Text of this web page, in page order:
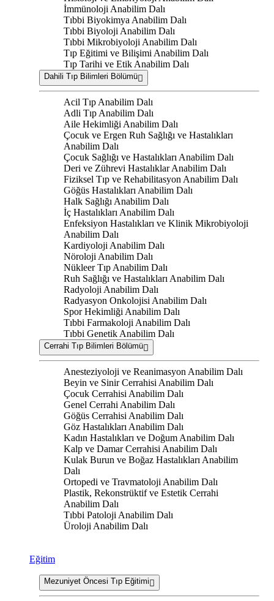
İmmünoloji Anabilim Dalı
Tıbbi Biyokimya Anabilim Dalı
Tıbbi Biyoloji Anabilim Dalı
Tıbbi Mikrobiyoloji Anabilim Dalı
Tıp Eğitimi ve Bilişimi Anabilim Dalı
Tıp Tarihi ve Etik Anabilim Dalı
Dahili Tıp Bilimleri Bölümü
Acil Tıp Anabilim Dalı
Adli Tıp Anabilim Dalı
Aile Hekimliği Anabilim Dalı
Çocuk ve Ergen Ruh Sağlığı ve Hastalıkları
Anabilim Dalı
Çocuk Sağlığı ve Hastalıkları Anabilim Dalı
Deri ve Zührevi Hastalıklar Anabilim Dalı
Fiziksel Tıp ve Rehabilitasyon Anabilim Dalı
Göğüs Hastalıkları Anabilim Dalı
Halk Sağlığı Anabilim Dalı
İç Hastalıkları Anabilim Dalı
Enfeksiyon Hastalıkları ve Klinik Mikrobiyoloji
Anabilim Dalı
Kardiyoloji Anabilim Dalı
Nöroloji Anabilim Dalı
Nükleer Tıp Anabilim Dalı
Ruh Sağlığı ve Hastalıkları Anabilim Dalı
Radyoloji Anabilim Dalı
Radyasyon Onkolojisi Anabilim Dalı
Spor Hekimliği Anabilim Dalı
Tıbbi Farmakoloji Anabilim Dalı
Tıbbi Genetik Anabilim Dalı
Cerrahi Tıp Bilimleri Bölümü
Anesteziyoloji ve Reanimasyon Anabilim Dalı
Beyin ve Sinir Cerrahisi Anabilim Dalı
Çocuk Cerrahisi Anabilim Dalı
Genel Cerrahi Anabilim Dalı
Göğüs Cerrahisi Anabilim Dalı
Göz Hastalıkları Anabilim Dalı
Kadın Hastalıkları ve Doğum Anabilim Dalı
Kalp ve Damar Cerrahisi Anabilim Dalı
Kulak Burun ve Boğaz Hastalıkları Anabilim
Dalı
Ortopedi ve Travmatoloji Anabilim Dalı
Plastik, Rekonstrüktif ve Estetik Cerrahi
Anabilim Dalı
Tıbbi Patoloji Anabilim Dalı
Üroloji Anabilim Dalı
Eğitim
Mezuniyet Öncesi Tıp Eğitimi